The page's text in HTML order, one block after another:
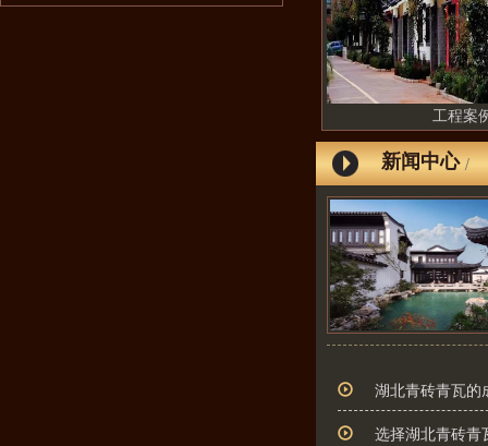
工程案
新闻中心 /
湖北青砖青瓦的
选择湖北青砖青